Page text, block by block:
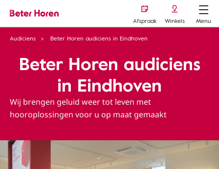
Afspraak Winkels
Menu
Audiciens
Beter Horen audiciens in Eindhoven
Beter Horen audiciens
in Eindhoven
Wij brengen geluid weer tot leven met
hooroplossingen voor u op maat gemaakt